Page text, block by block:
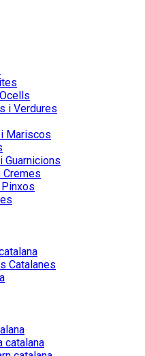
i Verdures
Mariscos
Catalanes
catalana